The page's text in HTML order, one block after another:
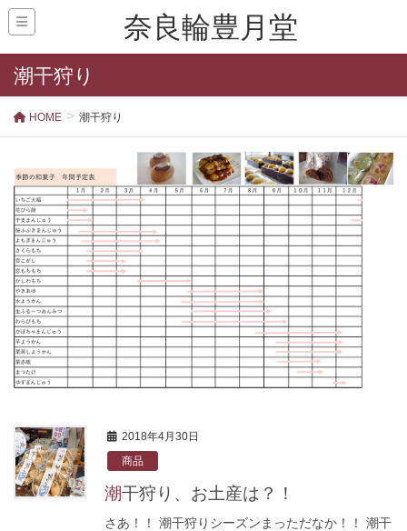
奈良輪豊月堂
潮干狩り
HOME 潮干狩り
2018年4月30日
商品
潮干狩り、お土産は？！
さあ！！ 潮干狩りシーズンまっただなか！！ 潮干